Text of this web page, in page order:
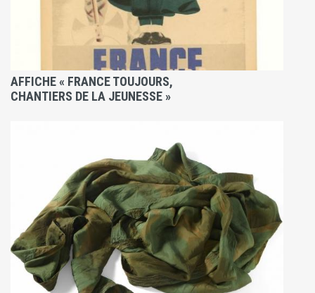
AFFICHE « FRANCE TOUJOURS,
CHANTIERS DE LA JEUNESSE »